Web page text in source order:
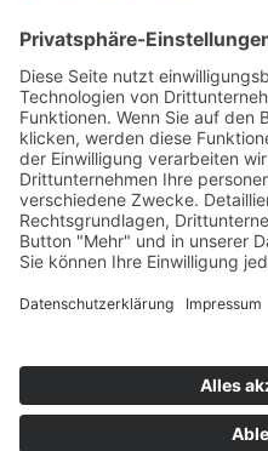
Geschäftsmodelle
›Vorstandswechsel
befristet
›Wasserstoff-Hochlauf:
konkrete Schritte
›Solaranlage
LichtBlick installieren erste
Jetzt an der
Wir möchten Transparenz
kostenlose Teilnahme
umgehend nach
unserer Webseite zur